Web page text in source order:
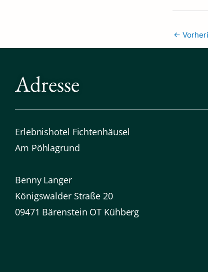
←
Adresse
Erlebnishotel Fichtenhäusel
Am Pöhlagrund
Benny Langer
Königswalder Straße 20
09471 Bärenstein OT Kühberg